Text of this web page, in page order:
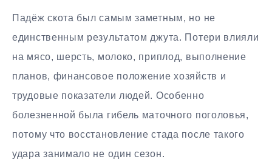
Падёж скота был самым заметным, но не
единственным результатом джута. Потери влияли
на мясо, шерсть, молоко, приплод, выполнение
планов, финансовое положение хозяйств и
трудовые показатели людей. Особенно
болезненной была гибель маточного поголовья,
потому что восстановление стада после такого
удара занимало не один сезон.